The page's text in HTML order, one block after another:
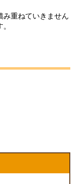
み重ねていきません